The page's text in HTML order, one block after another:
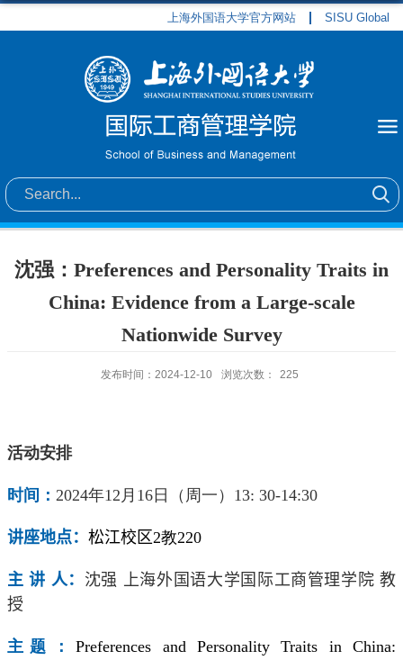
上海外国语大学官方网站 SISU Global
沈强：Preferences and Personality Traits in
China: Evidence from a Large-scale
Nationwide Survey
发布时间：2024-12-10 浏览次数： 225
活动安排
时间： 2024年12 月 16日（周一） 13: 30-14:30
讲座地点： 松江校区2教220
主 讲 人： 沈强
上海外国语大学国际工商管理学院 教
授
主题：Preferences and Personality Traits in China: